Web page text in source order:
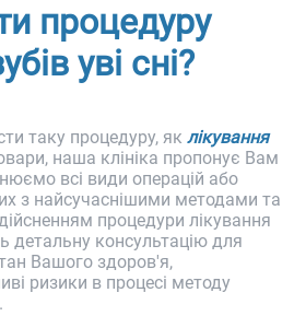
процедуру
уві сні?
таку процедуру, яклікування
наша клініка пропонує Вам
всі види операцій або
з найсучаснішими методами та
процедури лікування
детальну консультацію для
Вашого здоров'я,
ризики в процесі методу
.